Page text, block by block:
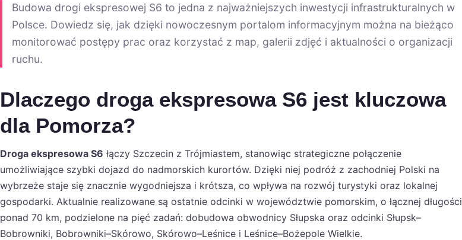
Budowa drogi ekspresowej S6 to jedna z najważniejszych inwestycji infrastrukturalnych w
Polsce. Dowiedz się, jak dzięki nowoczesnym portalom informacyjnym można na bieżąco
monitorować postępy prac oraz korzystać z map, galerii zdjęć i aktualności o organizacji
ruchu.
Dlaczego droga ekspresowa S6 jest kluczowa
dla Pomorza?
Droga ekspresowa S6 łączy Szczecin z Trójmiastem, stanowiąc strategiczne połączenie
umożliwiające szybki dojazd do nadmorskich kurortów. Dzięki niej podróż z zachodniej Polski na
wybrzeże staje się znacznie wygodniejsza i krótsza, co wpływa na rozwój turystyki oraz lokalnej
gospodarki. Aktualnie realizowane są ostatnie odcinki w województwie pomorskim, o łącznej długości
ponad 70 km, podzielone na pięć zadań: dobudowa obwodnicy Słupska oraz odcinki Słupsk–
Bobrowniki, Bobrowniki–Skórowo, Skórowo–Leśnice i Leśnice–Bożepole Wielkie.